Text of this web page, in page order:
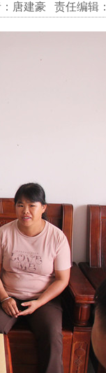
唐建豪 责任编辑：